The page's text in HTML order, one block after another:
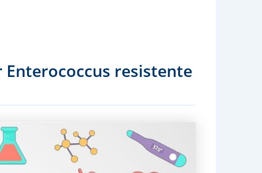
resistente